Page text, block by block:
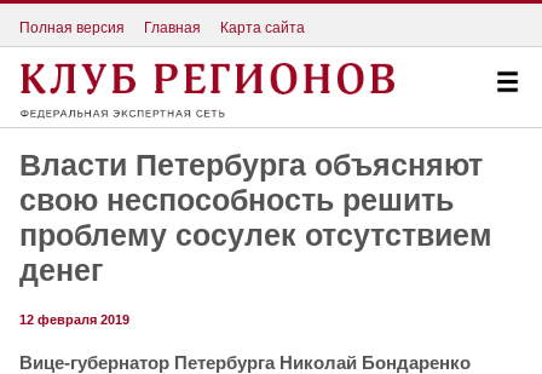
Полная версия Главная Карта сайта
Власти Петербурга объясняют
свою неспособность решить
проблему сосулек отсутствием
денег
12 февраля 2019
Вице-губернатор Петербурга Николай Бондаренко